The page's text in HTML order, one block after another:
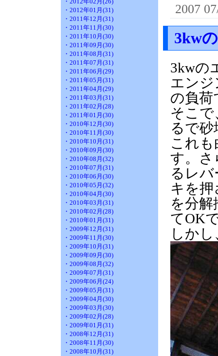
・2012年01月(31)
・2011年12月(31)
・2011年11月(30)
・2011年10月(30)
・2011年09月(30)
・2011年08月(31)
・2011年07月(31)
・2011年06月(29)
・2011年05月(31)
・2011年04月(29)
・2011年03月(31)
・2011年02月(28)
・2011年01月(30)
・2010年12月(30)
・2010年11月(30)
・2010年10月(31)
・2010年09月(30)
・2010年08月(32)
・2010年07月(31)
・2010年06月(30)
・2010年05月(32)
・2010年04月(30)
・2010年03月(31)
・2010年02月(28)
・2010年01月(31)
・2009年12月(31)
・2009年11月(30)
・2009年10月(31)
・2009年09月(30)
・2009年08月(32)
・2009年07月(31)
・2009年06月(24)
・2009年05月(31)
・2009年04月(30)
・2009年03月(30)
・2009年02月(28)
・2009年01月(31)
・2008年12月(31)
・2008年11月(30)
・2008年10月(31)
2007
3kw
3kwの
エン
の負荷
そこ
るで
これ
す。さ
るレ
キを
を分
てOK
しか